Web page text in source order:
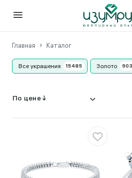
Главная Каталог
Все украшения Золото